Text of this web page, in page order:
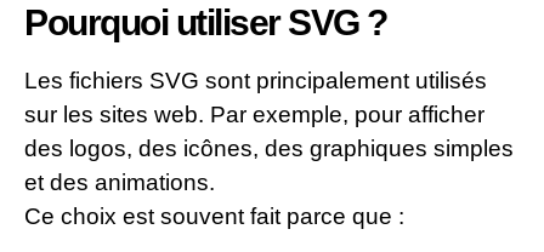
Pourquoi utiliser SVG ?
Les fichiers SVG sont principalement utilisés
sur les sites web. Par exemple, pour afficher
des logos, des icônes, des graphiques simples
et des animations.
Ce choix est souvent fait parce que :